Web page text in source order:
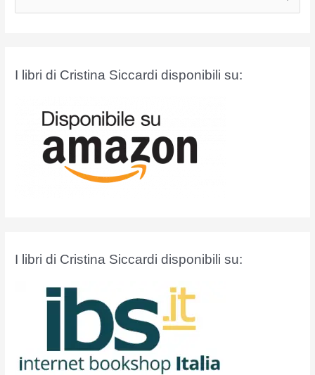
I libri di Cristina Siccardi disponibili su:
I libri di Cristina Siccardi disponibili su: